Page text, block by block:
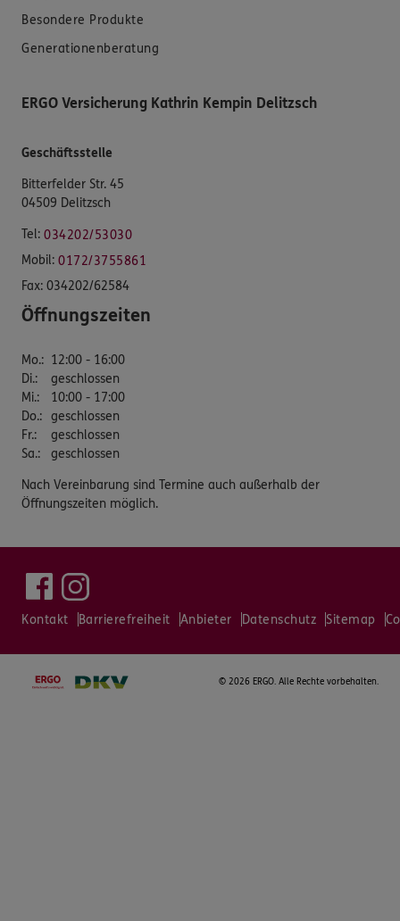
Besondere Produkte
Generationenberatung
ERGO Versicherung Kathrin Kempin Delitzsch
Geschäftsstelle
Bitterfelder Str. 45
04509 Delitzsch
Tel: 034202/53030
Mobil: 0172/3755861
Fax: 034202/62584
Öffnungszeiten
Mo.: 12:00 - 16:00
Di.:
geschlossen
Mi.:
10:00 - 17:00
Do.: geschlossen
Fr.:
geschlossen
Sa.: geschlossen
Nach Vereinbarung sind Termine auch außerhalb der
Öffnungszeiten möglich.
Kontakt Barrierefreiheit Anbieter Datenschutz Sitemap
© 2026 ERGO. Alle Rechte vorbehalten.